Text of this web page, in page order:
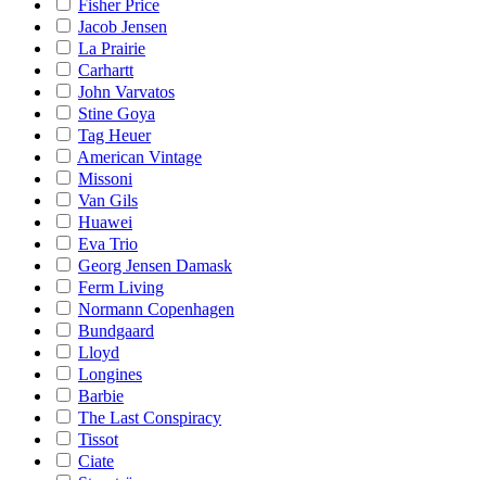
Fisher Price
Jacob Jensen
La Prairie
Carhartt
John Varvatos
Stine Goya
Tag Heuer
American Vintage
Missoni
Van Gils
Huawei
Eva Trio
Georg Jensen Damask
Ferm Living
Normann Copenhagen
Bundgaard
Lloyd
Longines
Barbie
The Last Conspiracy
Tissot
Ciate